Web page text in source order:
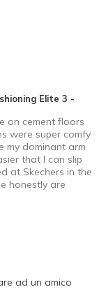
Elite 3 -
on cement floors
were super comfy
my dominant arm
that I can slip
at Skechers in the
honestly are
ad un amico